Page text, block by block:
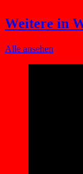
Weitere in
Alle ansehen